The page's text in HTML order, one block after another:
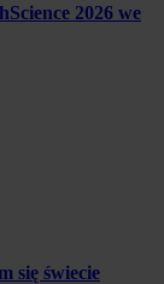
2026 we
się świecie